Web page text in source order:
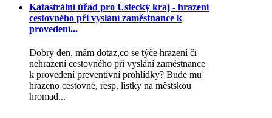
Katastrální úřad pro Ústecký kraj - hrazení
cestovného při vyslání zaměstnance k
provedení...
Dobrý den, mám dotaz,co se týče hrazení či
nehrazení cestovného při vyslání zaměstnance
k provedení preventivní prohlídky? Bude mu
hrazeno cestovné, resp. lístky na městskou
hromad...